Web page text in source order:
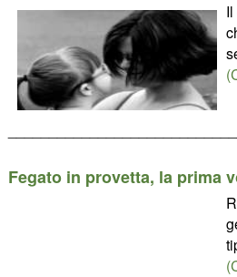
Fegato in provetta, la prima